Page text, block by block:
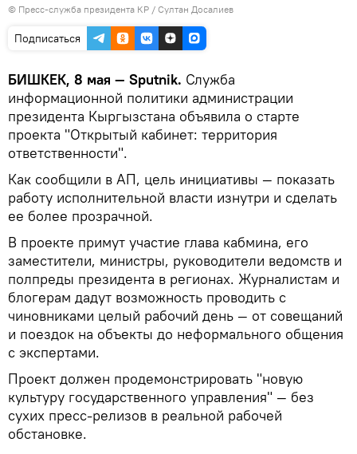
© Пресс-служба президента КР / Султан Досалиев
Подписаться
БИШКЕК, 8 мая — Sputnik. Служба
информационной политики администрации
президента Кыргызстана объявила о старте
проекта "Открытый кабинет: территория
ответственности".
Как сообщили в АП, цель инициативы — показать
работу исполнительной власти изнутри и сделать
ее более прозрачной.
В проекте примут участие глава кабмина, его
заместители, министры, руководители ведомств и
полпреды президента в регионах. Журналистам и
блогерам дадут возможность проводить с
чиновниками целый рабочий день — от совещаний
и поездок на объекты до неформального общения
с экспертами.
Проект должен продемонстрировать "новую
культуру государственного управления" — без
сухих пресс-релизов в реальной рабочей
обстановке.